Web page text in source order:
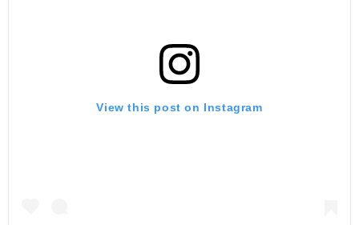
View this post on Instagram